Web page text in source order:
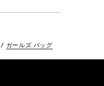
ガールズ バッグ